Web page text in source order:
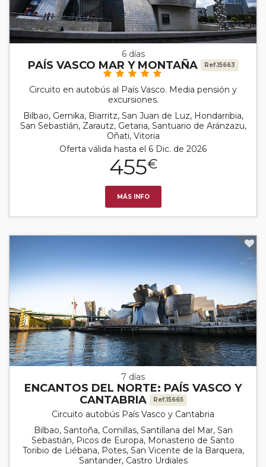
6 días
PAÍS VASCO MAR Y MONTAÑA Ref.15663
Circuito en autobús al País Vasco. Media pensión y
excursiones.
Bilbao, Gernika, Biarritz, San Juan de Luz, Hondarribia,
San Sebastián, Zarautz, Getaria, Santuario de Aránzazu,
Oñati, Vitoria
Oferta válida hasta el 6 Dic. de 2026
455€
MÁS INFO
7 días
ENCANTOS DEL NORTE: PAÍS VASCO Y
CANTABRIA
Ref.15665
Circuito autobús País Vasco y Cantabria
Bilbao, Santoña, Comillas, Santillana del Mar, San
Sebastián, Picos de Europa, Monasterio de Santo
Toribio de Liébana, Potes, San Vicente de la Barquera,
Santander, Castro Urdiales